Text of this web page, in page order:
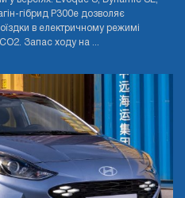
гібрид P300e дозволяє
в електричному режимі
Запас ходу на ...